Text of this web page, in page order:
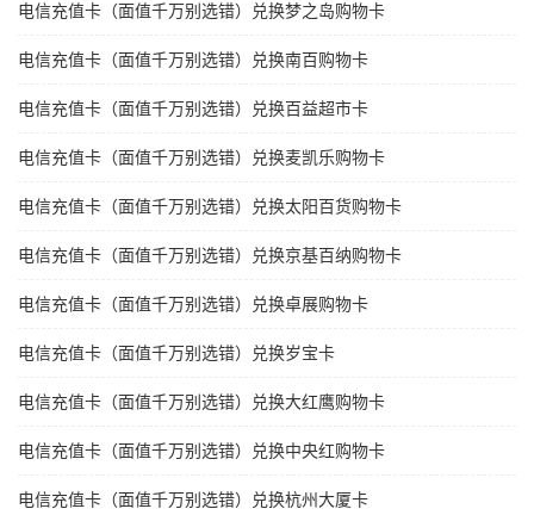
电信充值卡（面值千万别选错）兑换梦之岛购物卡
电信充值卡（面值千万别选错）兑换南百购物卡
电信充值卡（面值千万别选错）兑换百益超市卡
电信充值卡（面值千万别选错）兑换麦凯乐购物卡
电信充值卡（面值千万别选错）兑换太阳百货购物卡
电信充值卡（面值千万别选错）兑换京基百纳购物卡
电信充值卡（面值千万别选错）兑换卓展购物卡
电信充值卡（面值千万别选错）兑换岁宝卡
电信充值卡（面值千万别选错）兑换大红鹰购物卡
电信充值卡（面值千万别选错）兑换中央红购物卡
电信充值卡（面值千万别选错）兑换杭州大厦卡